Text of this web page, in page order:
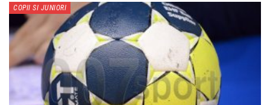
COPII SI JUNIORI